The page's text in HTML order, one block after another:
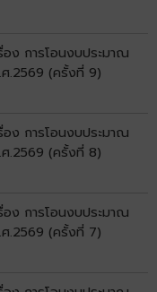
อง การโอนงบประมาณ
.2569 (ครั้งที่ 9)
อง การโอนงบประมาณ
.2569 (ครั้งที่ 8)
อง การโอนงบประมาณ
.2569 (ครั้งที่ 7)